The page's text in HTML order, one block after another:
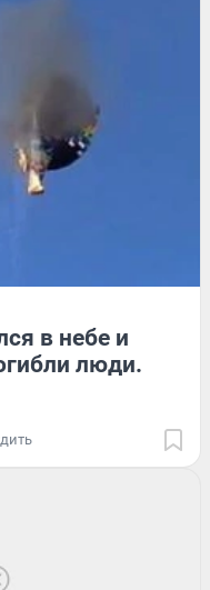
в небе и
люди.